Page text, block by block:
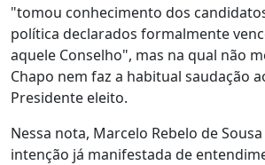
"tomou conhecimento dos
política declarados formalmente
aquele Conselho", mas na qual não
Chapo nem faz a habitual saudação
Presidente eleito.
Nessa nota, Marcelo Rebelo de
intenção já manifestada de